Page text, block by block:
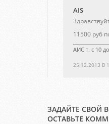
AIS
25.12.2013 В
11500 руб
АИС т. с 10
ЗАДАЙТЕ СВОЙ
ОСТАВЬТЕ